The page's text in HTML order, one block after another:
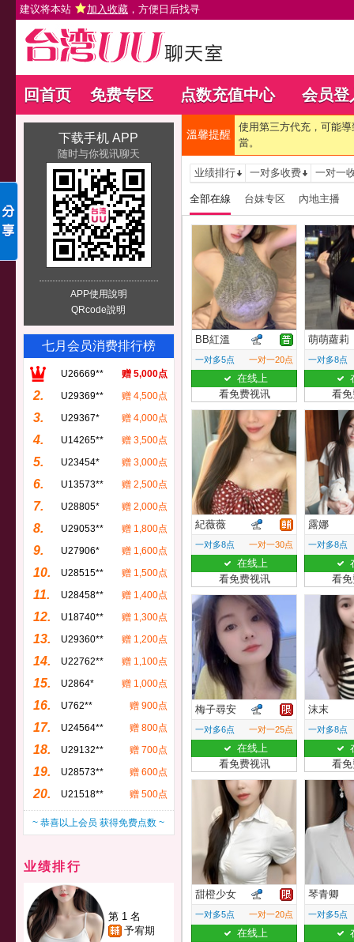
建议将本站 加入收藏 ，方便日后找寻
回首页 免费专区 点数充值中心 会员登
下载手机 APP
随时与你视讯聊天
APP使用說明
QRcode說明
七月会员消费排行榜
U26669** 赠 5,000点
2. U29369** 赠 4,500点
3. U29367* 赠 4,000点
4. U14265** 赠 3,500点
5. U23454* 赠 3,000点
6. U13573** 赠 2,500点
7. U28805* 赠 2,000点
8. U29053** 赠 1,800点
9. U27906* 赠 1,600点
10. U28515** 赠 1,500点
11. U28458** 赠 1,400点
12. U18740** 赠 1,300点
13. U29360** 赠 1,200点
14. U22762** 赠 1,100点
15. U2864* 赠 1,000点
16. U762** 赠 900点
17. U24564** 赠 800点
18. U29132** 赠 700点
19. U28573** 赠 600点
20. U21518** 赠 500点
~ 恭喜以上会员 获得免费点数 ~
业绩排行
第 1 名
予宥期
溫馨提醒
使用第三方代充，可能
當。
业绩排行 一对多收费 一对一
全部在線 台妹专区 內地主播
BB紅溫
一对多5点 一对一20点
在线上
看免费视讯
萌萌蘿莉
一对多8点
看
紀薇薇
一对多8点 一对一30点
在线上
看免费视讯
露娜
一对多8点
看
梅子尋安
一对多6点 一对一25点
在线上
看免费视讯
沫末
一对多8点
看
甜橙少女
一对多5点 一对一20点
在线上
琴青卿
一对多5点